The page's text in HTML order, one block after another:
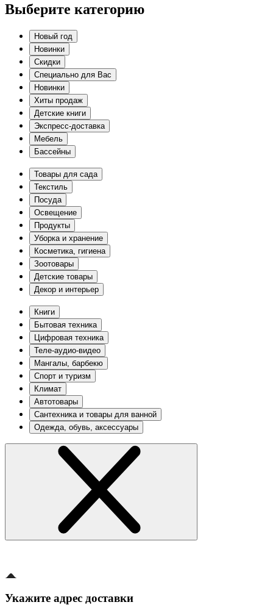
Выберите категорию
Новый год
Новинки
Скидки
Специально для Вас
Новинки
Хиты продаж
Детские книги
Экспресс-доставка
Мебель
Бассейны
Товары для сада
Текстиль
Посуда
Освещение
Продукты
Уборка и хранение
Косметика, гигиена
Зоотовары
Детские товары
Декор и интерьер
Книги
Бытовая техника
Цифровая техника
Теле-аудио-видео
Мангалы, барбекю
Спорт и туризм
Климат
Автотовары
Сантехника и товары для ванной
Одежда, обувь, аксессуары
Укажите адрес доставки